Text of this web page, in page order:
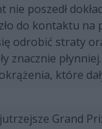
nie poszedł
do kontaktu na
odrobić straty
znacznie
okrążenia, które
Grand